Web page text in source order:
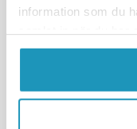
information som du